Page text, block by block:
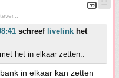
schreef livelink het
het in elkaar zetten..
in elkaar kan zetten